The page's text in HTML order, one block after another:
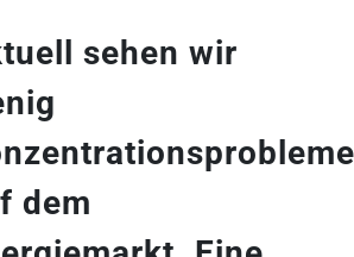
sehen wir
dem